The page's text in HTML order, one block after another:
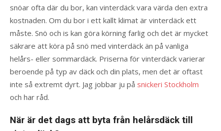
snöar ofta där du bor, kan vinterdäck vara värda den extra
kostnaden. Om du bor i ett kallt klimat är vinterdäck ett
måste. Snö och is kan göra körning farlig och det är mycket
säkrare att köra på snö med vinterdäck än på vanliga
helårs- eller sommardäck. Priserna för vinterdäck varierar
beroende på typ av däck och din plats, men det är oftast
inte så extremt dyrt. Jag jobbar ju på snickeri Stockholm
och har råd.
När är det dags att byta från helårsdäck till